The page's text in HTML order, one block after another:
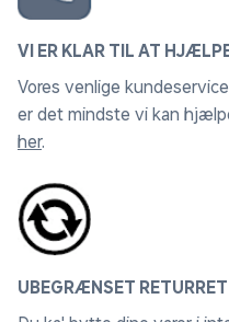
VI ER KLAR TIL AT
Vores venlige
er det mindste vi kan
her.
UBEGRÆNSET RETURRET